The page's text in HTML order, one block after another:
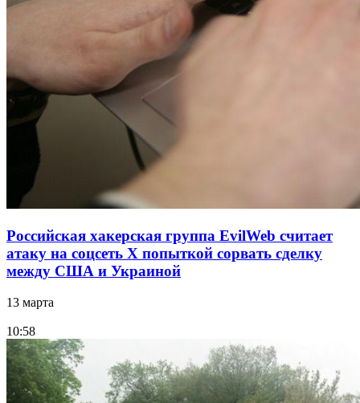
Российская хакерская группа EvilWeb считает
атаку на соцсеть Х попыткой сорвать сделку
между США и Украиной
13 марта
10:58